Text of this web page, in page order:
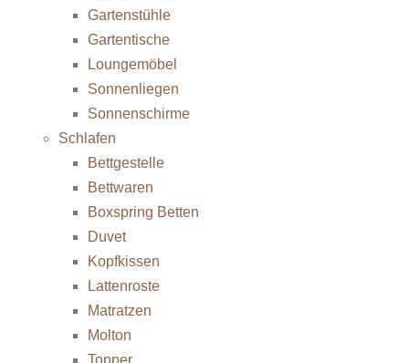
Gartenstühle
Gartentische
Loungemöbel
Sonnenliegen
Sonnenschirme
Schlafen
Bettgestelle
Bettwaren
Boxspring Betten
Duvet
Kopfkissen
Lattenroste
Matratzen
Molton